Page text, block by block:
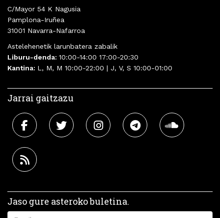
C/Mayor 54 K Nagusia
Pamplona-Iruñea
31001 Navarra-Nafarroa
Astelehenetik larunbatera zabalik
Liburu-denda: 10:00-14:00 17:00-20:30
Kantina: L, M, M 10:00-22:00 | J, V, S 10:00-01:00
Jarrai gaitzazu
Jaso gure asteroko buletina.